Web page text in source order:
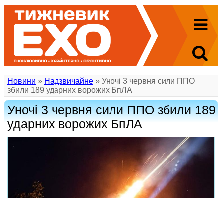
Новини » Надзвичайне » Уночі 3 червня сили ППО
збили 189 ударних ворожих БпЛА
Уночі 3 червня сили ППО збили 189
ударних ворожих БпЛА